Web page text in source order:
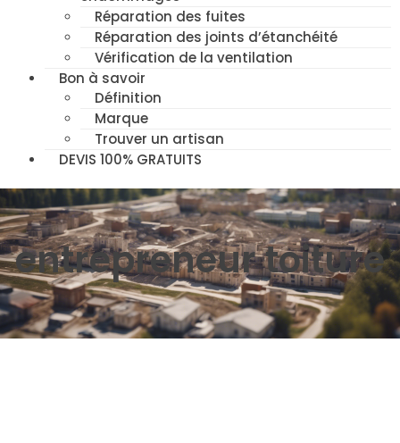
Réparation des fuites
Réparation des joints d’étanchéité
Vérification de la ventilation
Bon à savoir
Définition
Marque
Trouver un artisan
DEVIS 100% GRATUITS
entrepreneur toiture